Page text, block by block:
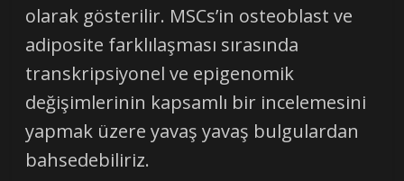
olarak gösterilir. MSCs’in osteoblast ve
adiposite farklılaşması sırasında
transkripsiyonel ve epigenomik
değişimlerinin kapsamlı bir incelemesini
yapmak üzere yavaş yavaş bulgulardan
bahsedebiliriz.